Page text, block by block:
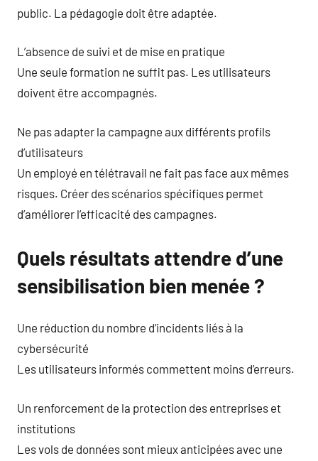
public. La pédagogie doit être adaptée.
L’absence de suivi et de mise en pratique
Une seule formation ne suffit pas. Les utilisateurs
doivent être accompagnés.
Ne pas adapter la campagne aux différents profils
d’utilisateurs
Un employé en télétravail ne fait pas face aux mêmes
risques. Créer des scénarios spécifiques permet
d’améliorer l’efficacité des campagnes.
Quels résultats attendre d’une
sensibilisation bien menée ?
Une réduction du nombre d’incidents liés à la
cybersécurité
Les utilisateurs informés commettent moins d’erreurs.
Un renforcement de la protection des entreprises et
institutions
Les vols de données sont mieux anticipées avec une